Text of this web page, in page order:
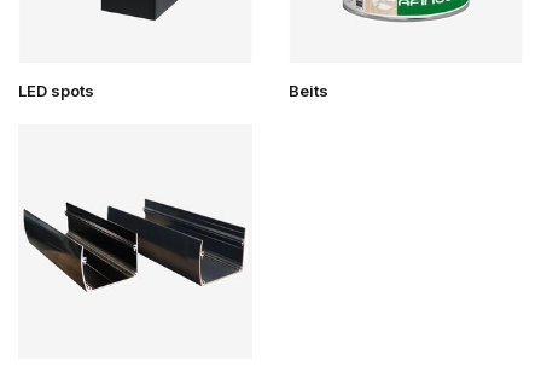
LED spots Beits